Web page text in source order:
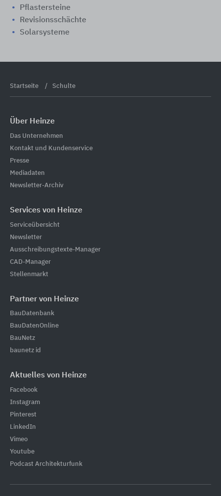
Pflastersteine
Revisionsschächte
Solarsysteme
Startseite Schulte
Über Heinze
Das Unternehmen
Kontakt und Kundenservice
Presse
Mediadaten
Newsletter-Archiv
Services von Heinze
Serviceübersicht
Newsletter
Ausschreibungstexte-Manager
CAD-Manager
Stellenmarkt
Partner von Heinze
BauDatenbank
BauDatenOnline
BauNetz
baunetz id
Aktuelles von Heinze
Facebook
Instagram
Pinterest
LinkedIn
Vimeo
Youtube
Podcast Architekturfunk